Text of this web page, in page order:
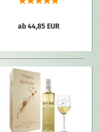
ab 44,85 EUR